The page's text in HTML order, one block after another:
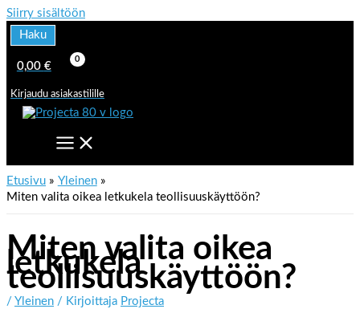
Siirry sisältöön
Haku
0,00 €
Kirjaudu asiakastilille
Etusivu
Yleinen
Miten valita oikea letkukela teollisuuskäyttöön?
Miten valita oikea
letkukela
teollisuuskäyttöön?
/ Yleinen / Kirjoittaja Projecta